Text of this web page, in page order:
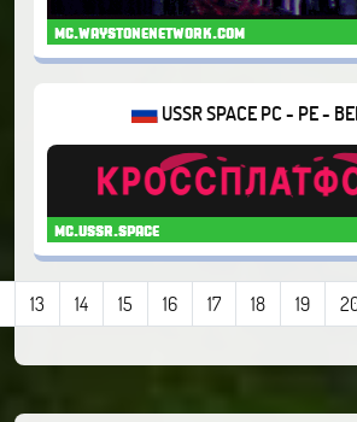
mc.waystonenetwork.com
USSR SPACE PC - PE -
mc.ussr.space
13 14 15 16 17 18 19